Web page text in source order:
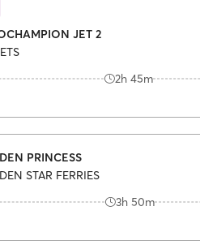
JET 2
2h 45m
PRINCESS
STAR FERRIES
3h 50m